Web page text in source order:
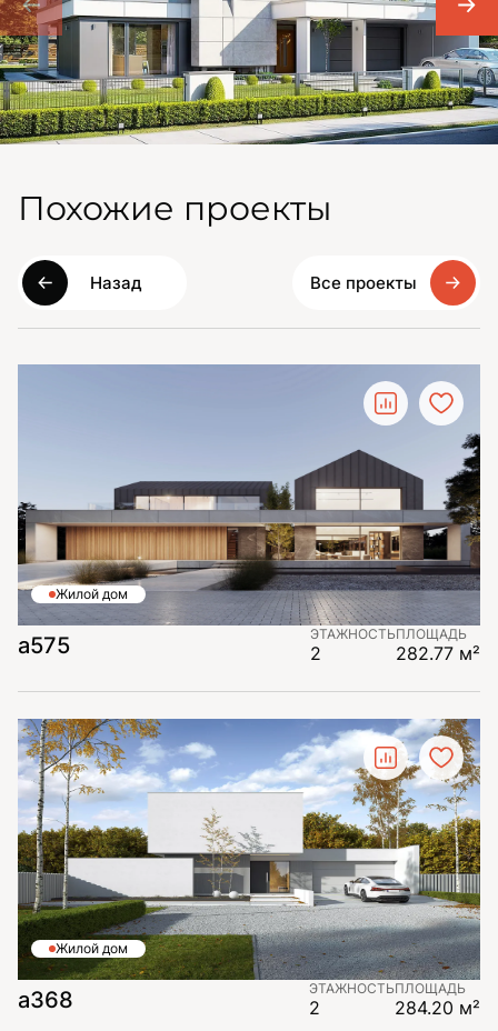
Похожие проекты
Назад Все проекты
Жилой дом
а575 ЭТАЖНОСТЬ
2
ПЛОЩАДЬ
282.77 м²
Жилой дом
а368 ЭТАЖНОСТЬ
2
ПЛОЩАДЬ
284.20 м²